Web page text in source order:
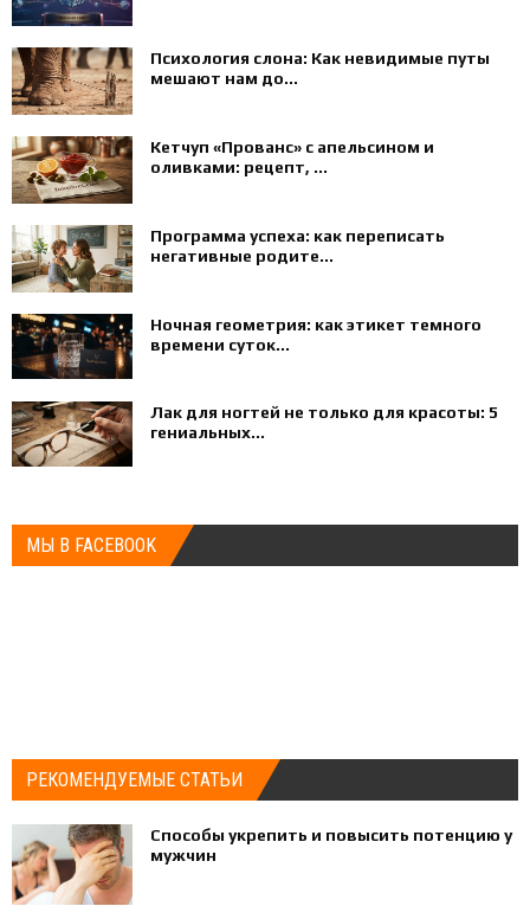
Психология слона: Как невидимые путы
мешают нам до...
Кетчуп «Прованс» с апельсином и
оливками: рецепт, ...
Программа успеха: как переписать
негативные родите...
Ночная геометрия: как этикет темного
времени суток...
Лак для ногтей не только для красоты: 5
гениальных...
МЫ В FACEBOOK
РЕКОМЕНДУЕМЫЕ СТАТЬИ
Способы укрепить и повысить потенцию у
мужчин